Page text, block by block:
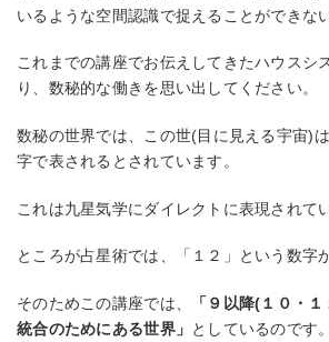
いるような空間認識で捉えることができな
これまでの講座でお伝えしてきたハウスシ
り、数秘的な働きを思い出してください。
数秘の世界では、この世(目に見える宇宙)
字で表されるとされています。
これは九星気学にダイレクトに表現されて
ところが占星術では、「１２」という数字
そのためこの講座では、
「９以降(１０・
統合のためにある世界」 としているのです。